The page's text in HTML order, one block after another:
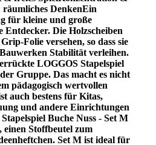
DenkenEin
für kleine und große
Die Holzscheiben
Folie versehen, so dass sie
Stabilität verleihen.
LOGGOS Stapelspiel
Gruppe. Das macht es nicht
pädagogisch wertvollen
auch bestens für Kitas,
und andere Einrichtungen
Buche Nuss - Set M
einen Stoffbeutel zum
Set M ist ideal für